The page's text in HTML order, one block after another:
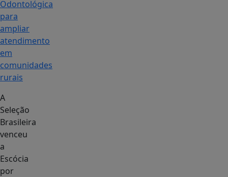
Odontológica
para
ampliar
atendimento
em
comunidades
rurais
A
Seleção
Brasileira
venceu
a
Escócia
por